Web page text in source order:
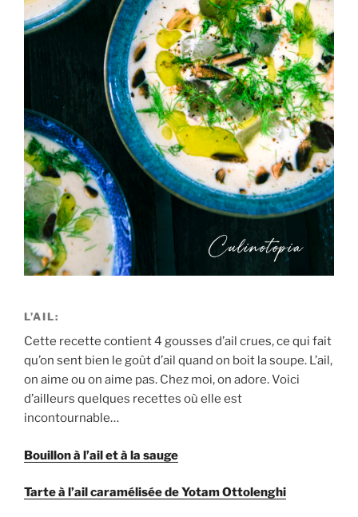
L’AIL:
Cette recette contient 4 gousses d’ail crues, ce qui fait
qu’on sent bien le goût d’ail quand on boit la soupe. L’ail,
on aime ou on aime pas. Chez moi, on adore. Voici
d’ailleurs quelques recettes où elle est
incontournable…
Bouillon à l’ail et à la sauge
Tarte à l’ail caramélisée de Yotam Ottolenghi